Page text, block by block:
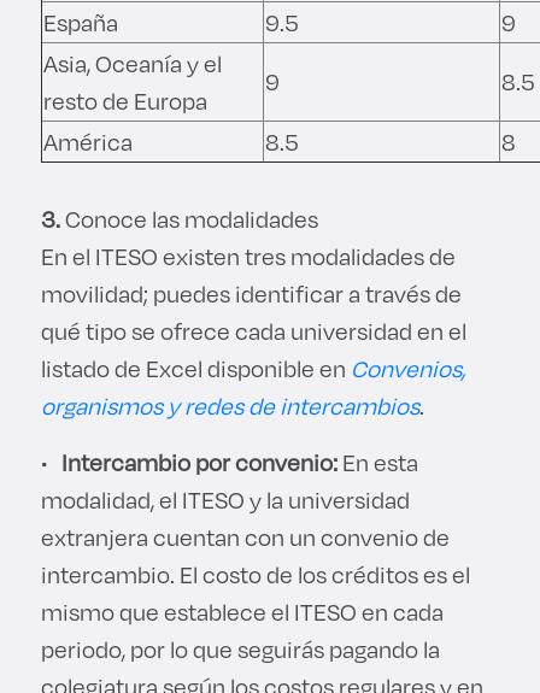
España
9.5
9
Asia, Oceanía y el
resto de Europa
9
8.5
América
8.5 8
3.Conoce las modalidades
En el ITESO existen tres modalidades de
movilidad; puedes identificar a través de
qué tipo se ofrece cada universidad en el
listado de Excel disponible en Convenios,
organismos y redes de intercambios.
• Intercambio por convenio:En esta
modalidad, el ITESO y la universidad
extranjera cuentan con un convenio de
intercambio. El costo de los créditos es el
mismo que establece el ITESO en cada
periodo, por lo que seguirás pagando la